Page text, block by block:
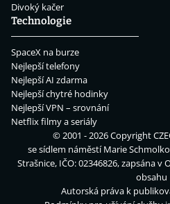
Divoký kačer
Technologie
SpaceX na burze
Nejlepší telefony
Nejlepší AI zdarma
Nejlepší chytré hodinky
Nejlepší VPN – srovnání
Netflix filmy a seriály
© 2001 - 2026 Copyright
se sídlem náměstí Marie
Strašnice, IČO: 02346826, zapsána v
obsahu
Autorská práva k